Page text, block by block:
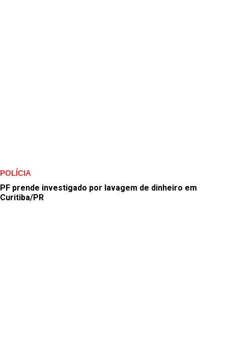
POLÍCIA
PF prende investigado por lavagem de dinheiro em
Curitiba/PR